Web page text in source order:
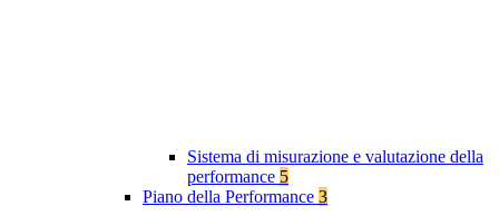
Sistema di misurazione e valutazione della
performance 5
Piano della Performance 3